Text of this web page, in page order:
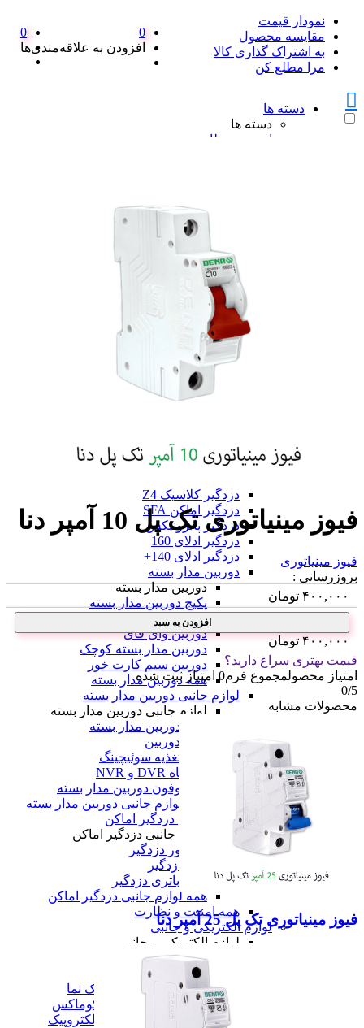
نمودار قیمت
مقایسه محصول
به اشتراک گذاری کالا
مرا مطلع کن
0
افزودن به علاقه‌مندی‌ها
0
دسته ها
دسته ها
امنیت و نظارت
پک کامل دزدگیر اماکن سایلکس
همه پکیج دزدگیر اماکن
دزدگیر سایلکس
دزدگیر سایلکس
دزدگیر سایلکس لایت SG8-LITE
دزدگیر سایلکس sg8 s
همه دزدگیر سایلکس
دزدگیر فایروال
دزدگیر فایروال
دزدگیر فایروال F9
دزدگیر فایروال F10
همه دزدگیر فایروال
دزدگیر GMK 890
دزدگیر GMK 910
دزدگیر کلاسیک Z4
دزدگیر اماکن SFA
دزدگیر پایرونیکس
دزدگیر ادلای 160
دزدگیر ادلای 140+
دوربین مدار بسته
دوربین مدار بسته
پکیج دوربین مدار بسته
دوربین مدار بسته IP
دوربین وای فای
دوربین مدار بسته کوچک
دوربین سیم کارت خور
همه دوربین مدار بسته
لوازم جانبی دوربین مدار بسته
لوازم جانبی دوربین مدار بسته
هارد دوربین مدار بسته
کابل دوربین
منبع تغذیه سوئیچینگ
دستگاه DVR و NVR
میکروفون دوربین مدار بسته
همه لوازم جانبی دوربین مدار بسته
لوازم جانبی دزدگیر اماکن
لوازم جانبی دزدگیر اماکن
سنسور دزدگیر
آژیر دزدگیر
انواع باتری دزدگیر
همه لوازم جانبی دزدگیر اماکن
همه امنیت و نظارت
لوازم الکتریکی و جانبی
لوازم الکتریکی و جانبی
آیفون تصویری
آیفون تصویری
پنل و آیفون تصویری تک نما
پنل و آیفون تصویری کوماکس
پنل و آیفون تصویری الکتروپیک
فیوز مینیاتوری تک پل 10 آمپر دنا
فیوز مینیاتوری
بروزرسانی :
۴۰۰,۰۰۰ تومان
افزودن به سبد
۴۰۰,۰۰۰ تومان
قیمت بهتری سراغ دارید؟
امتیاز محصولمجموع فرم0امتیاز ثبت شده
0/5
محصولات مشابه
فیوز مینیاتوری تک پل 25 آمپر دنا